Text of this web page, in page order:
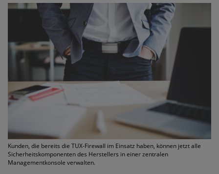
unübersichtlichere Cyber-Bedrohungslage – was CISOs jetzt
für mehr Cyber-Resilienz tun können
Digitale Assets aller Arten im Fokus der aktuellen Cyber-
Bedrohungen
Ungebremster Aufstieg: Mega-Ransomware. Deutsche
Unternehmen dürfen Bedrohungspotential nicht
unterschätzen
Weiterentwicklung der HTTP-basierten Cyberangriffe lässt
Experten vor Tsunami bei Web-DDoS-Angriffen warnen
Phishing-Trend: Führungskräfte im Visier. Was hilft gegen
Harpoon Whaling?
Kunden, die bereits die TUX-Firewall im Einsatz haben, können jetzt alle
Sicherheitskomponenten des Herstellers in einer zentralen
Managementkonsole verwalten.